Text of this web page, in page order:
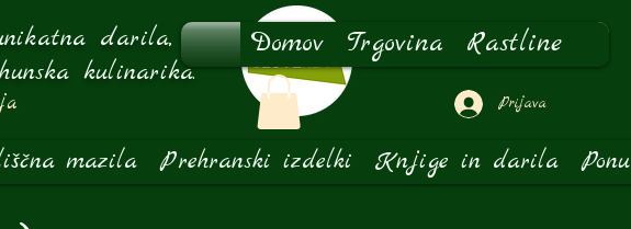
Domov Trgovina Rastline
Prijava
darila,
kulinarika.
mazila Prehranski izdelki Knjige in darila